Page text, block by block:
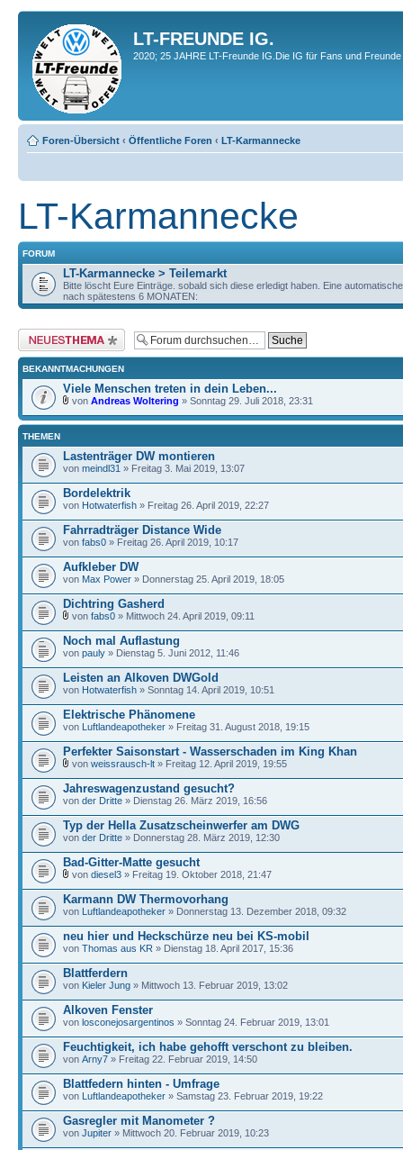
LT-FREUNDE IG.
2020; 25 JAHRE LT-Freunde IG.Die IG für Fans und
Foren-Übersicht ‹ Öffentliche Foren ‹ LT-Karmannecke
LT-Karmannecke
FORUM
LT-Karmannecke > Teilemarkt
Bitte löscht Eure Einträge. sobald sich diese erledigt haben. Eine
nach spätestens 6 MONATEN:
Neues Thema erstellen
BEKANNTMACHUNGEN
Viele Menschen treten in dein Leben...
von Andreas Woltering » Sonntag 29. Juli 2018, 23:31
THEMEN
Lastenträger DW montieren
von meindl31 » Freitag 3. Mai 2019, 13:07
Bordelektrik
von Hotwaterfish » Freitag 26. April 2019, 22:27
Fahrradträger Distance Wide
von fabs0 » Freitag 26. April 2019, 10:17
Aufkleber DW
von Max Power » Donnerstag 25. April 2019, 18:05
Dichtring Gasherd
von fabs0 » Mittwoch 24. April 2019, 09:11
Noch mal Auflastung
von pauly » Dienstag 5. Juni 2012, 11:46
Leisten an Alkoven DWGold
von Hotwaterfish » Sonntag 14. April 2019, 10:51
Elektrische Phänomene
von Luftlandeapotheker » Freitag 31. August 2018, 19:15
Perfekter Saisonstart - Wasserschaden im King Khan
von weissrausch-lt » Freitag 12. April 2019, 19:55
Jahreswagenzustand gesucht?
von der Dritte » Dienstag 26. März 2019, 16:56
Typ der Hella Zusatzscheinwerfer am DWG
von der Dritte » Donnerstag 28. März 2019, 12:30
Bad-Gitter-Matte gesucht
von diesel3 » Freitag 19. Oktober 2018, 21:47
Karmann DW Thermovorhang
von Luftlandeapotheker » Donnerstag 13. Dezember 2018, 09:32
neu hier und Heckschürze neu bei KS-mobil
von Thomas aus KR » Dienstag 18. April 2017, 15:36
Blattferdern
von Kieler Jung » Mittwoch 13. Februar 2019, 13:02
Alkoven Fenster
von losconejosargentinos » Sonntag 24. Februar 2019, 13:01
Feuchtigkeit, ich habe gehofft verschont zu bleiben.
von Arny7 » Freitag 22. Februar 2019, 14:50
Blattfedern hinten - Umfrage
von Luftlandeapotheker » Samstag 23. Februar 2019, 19:22
Gasregler mit Manometer ?
von Jupiter » Mittwoch 20. Februar 2019, 10:23